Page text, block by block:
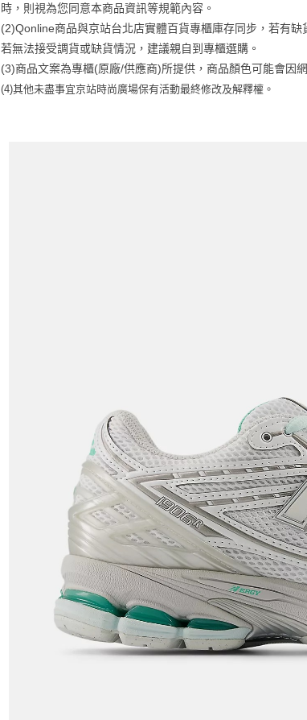
時，則視為您同意本商品資訊等規範內容。
(2)Qonline商品與京站台北店實體百貨專櫃庫存同步，若有
若無法接受調貨或缺貨情況，建議親自到專櫃選購。
(3)商品文案為專櫃(原廠/供應商)所提供，商品顏色可能會因
(4)其他未盡事宜京站時尚廣場保有活動最終修改及解釋權。